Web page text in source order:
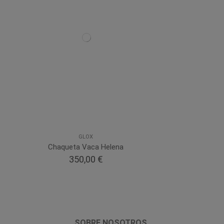
GLOX
Chaqueta Vaca Helena
350,00 €